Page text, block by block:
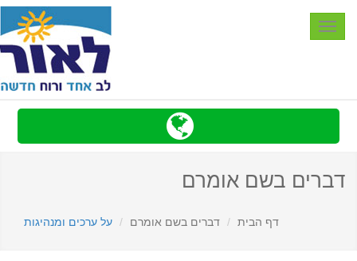
Toggle
navigation
דברים בשם אומרם
דף הבית דברים בשם אומרם על ערכים ומנהיגות